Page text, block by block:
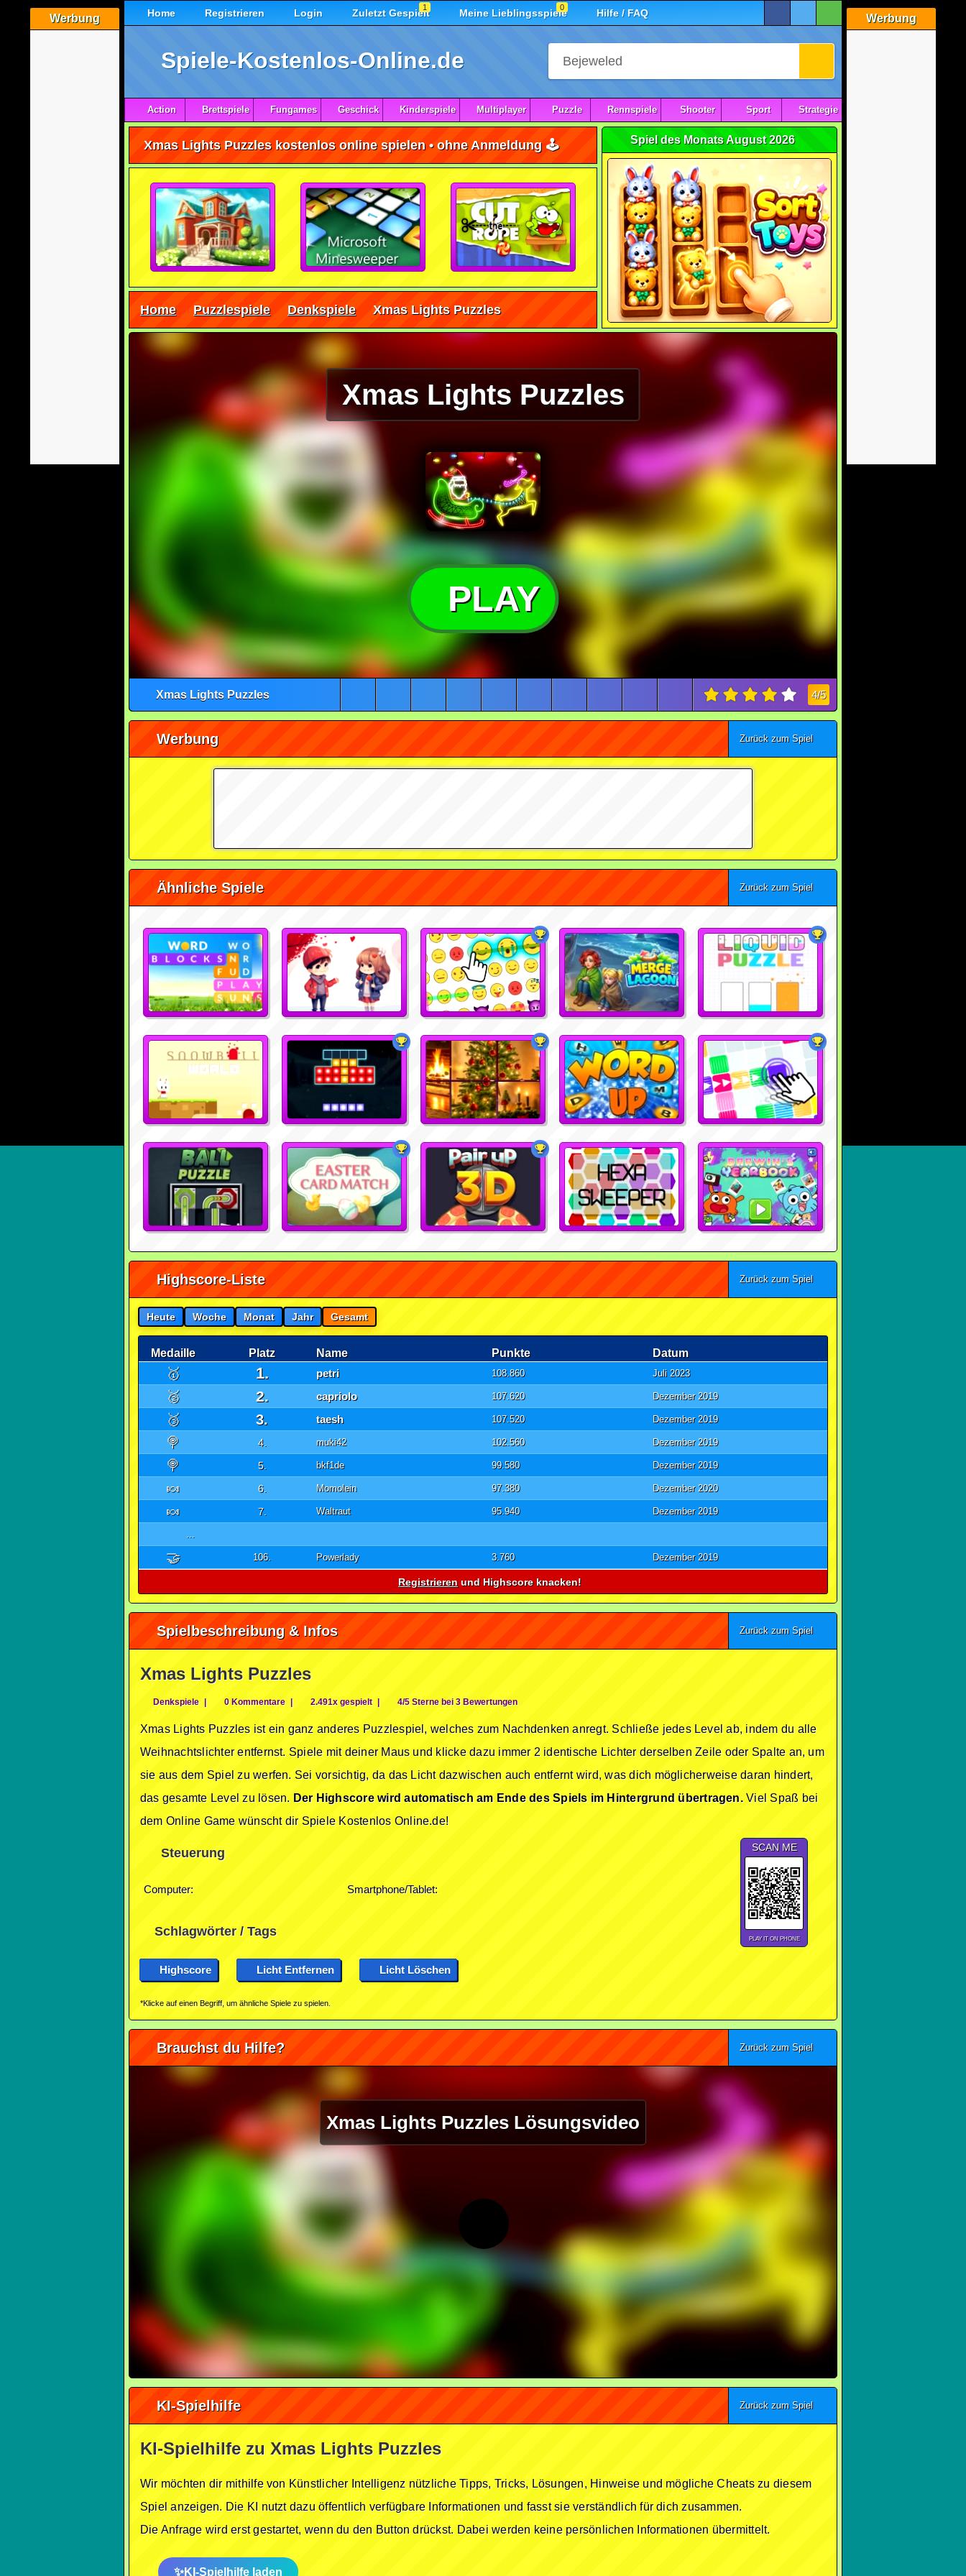
Werbung Werbung
Home Registrieren Login Zuletzt Gespielt
1 Meine Lieblingsspiele
0 Hilfe / FAQ
Spiele-Kostenlos-Online.de
Action Brettspiele Fungames Geschick Kinderspiele Multiplayer Puzzle Rennspiele Shooter Sport Strategie
Xmas Lights Puzzles kostenlos online spielen • ohne Anmeldung 🕹️
Home Puzzlespiele Denkspiele Xmas Lights Puzzles
Spiel des Monats August 2026
Xmas Lights Puzzles
PLAY
Xmas Lights Puzzles 4/5
Werbung Zurück zum Spiel
Ähnliche Spiele Zurück zum Spiel
Highscore-Liste Zurück zum Spiel
Heute Woche Monat Jahr Gesamt
Medaille Platz Name Punkte Datum
🥇 1. petri 108.860 Juli 2023
🥈 2. capriolo 107.620 Dezember 2019
🥉 3. taesh 107.520 Dezember 2019
🍭 4. muki42 102.560 Dezember 2019
🍭 5. bkf1de 99.580 Dezember 2019
🍬 6. Momolein 97.380 Dezember 2020
🍬 7. Waltraut 95.940 Dezember 2019
...
🤝 106. Powerlady 3.760 Dezember 2019
Registrieren und Highscore knacken!
Spielbeschreibung & Infos Zurück zum Spiel
Xmas Lights Puzzles
Denkspiele | 0 Kommentare | 2.491x gespielt | 4/5 Sterne bei 3 Bewertungen
Xmas Lights Puzzles ist ein ganz anderes Puzzlespiel, welches zum Nachdenken anregt. Schließe jedes Level ab, indem du alle
Weihnachtslichter entfernst. Spiele mit deiner Maus und klicke dazu immer 2 identische Lichter derselben Zeile oder Spalte an, um
sie aus dem Spiel zu werfen. Sei vorsichtig, da das Licht dazwischen auch entfernt wird, was dich möglicherweise daran hindert,
das gesamte Level zu lösen. Der Highscore wird automatisch am Ende des Spiels im Hintergrund übertragen.Viel Spaß bei
dem Online Game wünscht dir Spiele Kostenlos Online.de!
Steuerung
Computer: Smartphone/Tablet:
SCAN ME
PLAY IT ON PHONE
Schlagwörter / Tags
Highscore Licht Entfernen Licht Löschen
*Klicke auf einen Begriff, um ähnliche Spiele zu spielen.
Brauchst du Hilfe? Zurück zum Spiel
Xmas Lights Puzzles Lösungsvideo
KI-Spielhilfe Zurück zum Spiel
KI-Spielhilfe zu Xmas Lights Puzzles
Wir möchten dir mithilfe von Künstlicher Intelligenz nützliche Tipps, Tricks, Lösungen, Hinweise und mögliche Cheats zu diesem
Spiel anzeigen. Die KI nutzt dazu öffentlich verfügbare Informationen und fasst sie verständlich für dich zusammen.
Die Anfrage wird erst gestartet, wenn du den Button drückst. Dabei werden keine persönlichen Informationen übermittelt.
KI-Spielhilfe laden